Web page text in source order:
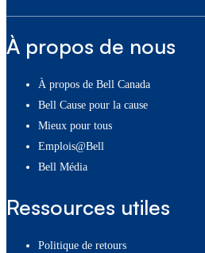
À propos de nous
À propos de Bell Canada
Bell Cause pour la cause
Mieux pour tous
Emplois@Bell
Bell Média
Ressources utiles
Politique de retours